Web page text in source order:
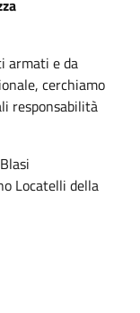
armati e da
cerchiamo
responsabilità
Locatelli della